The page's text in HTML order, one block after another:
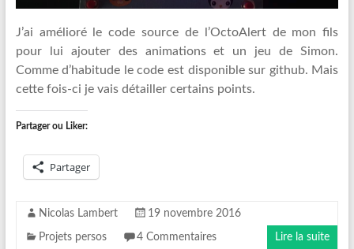
J’ai amélioré le code source de l’OctoAlert de mon fils
pour lui ajouter des animations et un jeu de Simon.
Comme d’habitude le code est disponible sur github. Mais
cette fois-ci je vais détailler certains points.
Partager ou Liker:
Partager
Nicolas Lambert 19 novembre 2016
Projets persos 4 Commentaires Lire la suite